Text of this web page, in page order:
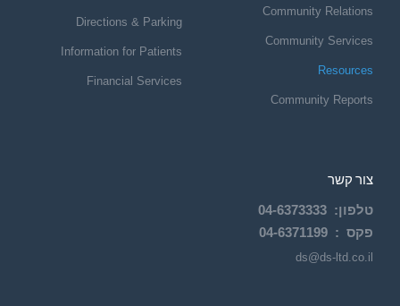
Community Relations
Community Services
Resources
Community Reports
צור קשר
טלפון:
04-6373333
פקס : 04-6371199
ds@ds-ltd.co.il
Directions & Parking
Information for Patients
Financial Services